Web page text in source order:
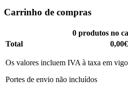
Carrinho de compras
0produtos no
Total
0,00€
Os valores incluem IVA à taxa em
Portes de envio não incluídos